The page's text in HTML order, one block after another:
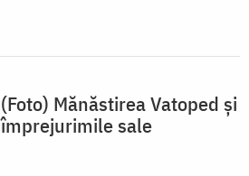
(Foto) Mănăstirea Vatoped și
împrejurimile sale